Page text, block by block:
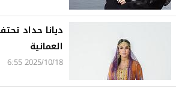
ديانا حداد
العمانية
2025/10/18 6:55